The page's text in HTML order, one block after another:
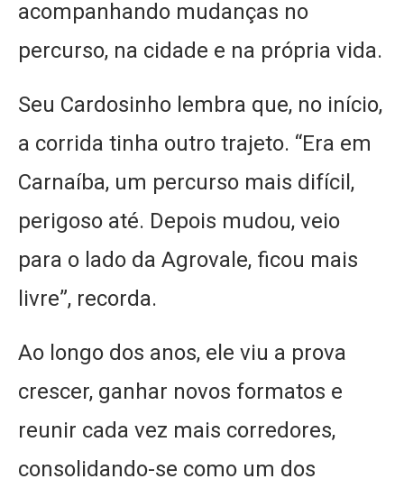
acompanhando mudanças no
percurso, na cidade e na própria vida.
Seu Cardosinho lembra que, no início,
a corrida tinha outro trajeto. “Era em
Carnaíba, um percurso mais difícil,
perigoso até. Depois mudou, veio
para o lado da Agrovale, ficou mais
livre”, recorda.
Ao longo dos anos, ele viu a prova
crescer, ganhar novos formatos e
reunir cada vez mais corredores,
consolidando-se como um dos